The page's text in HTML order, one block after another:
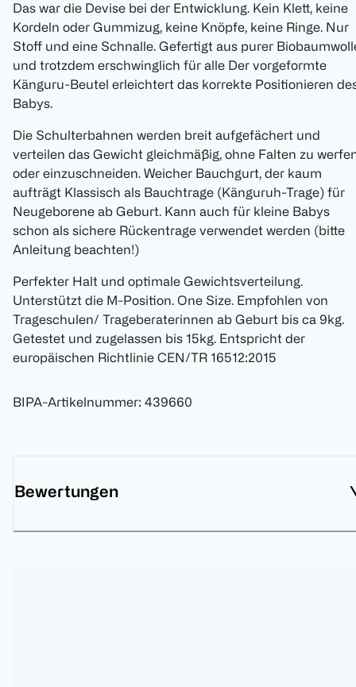
Das war die Devise bei der Entwicklung. Kein Klett, keine
Kordeln oder Gummizug, keine Knöpfe, keine Ringe. Nur
Stoff und eine Schnalle. Gefertigt aus purer
und trotzdem erschwinglich für alle Der vorgeformte
Känguru-Beutel erleichtert das korrekte Positionieren
Babys.
Die Schulterbahnen werden breit aufgefächert und
verteilen das Gewicht gleichmäßig, ohne Falten zu
oder einzuschneiden. Weicher Bauchgurt, der kaum
aufträgt Klassisch als Bauchtrage (Känguruh-Trage) für
Neugeborene ab Geburt. Kann auch für kleine Babys
schon als sichere Rückentrage verwendet werden (bitte
Anleitung beachten!)
Perfekter Halt und optimale Gewichtsverteilung.
Unterstützt die M-Position. One Size. Empfohlen von
Trageschulen/ Trageberaterinnen ab Geburt bis ca 9kg.
Getestet und zugelassen bis 15kg. Entspricht der
europäischen Richtlinie CEN/TR 16512:2015
BIPA-Artikelnummer: 439660
Bewertungen